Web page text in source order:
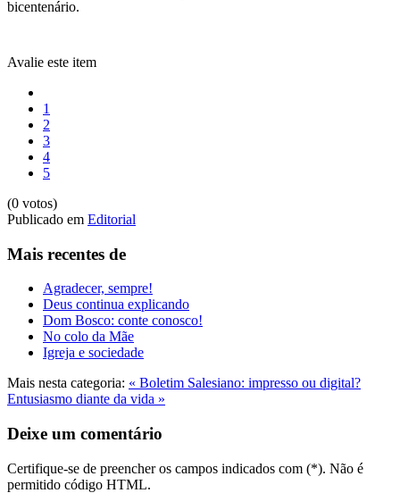
bicentenário.
Avalie este item
1
2
3
4
5
(0 votos)
Publicado em Editorial
Mais recentes de
Agradecer, sempre!
Deus continua explicando
Dom Bosco: conte conosco!
No colo da Mãe
Igreja e sociedade
Mais nesta categoria: « Boletim Salesiano: impresso ou digital?
Entusiasmo diante da vida »
Deixe um comentário
Certifique-se de preencher os campos indicados com (*). Não é
permitido código HTML.